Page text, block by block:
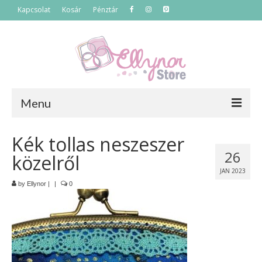
Kapcsolat Kosár Pénztár
Menu
Főoldal
Termékek
Szettek
Akciós termékek
Táskák
Neszeszerek
26
JAN 2023
Kék tollas neszeszer
közelről
by Ellynor | | 0